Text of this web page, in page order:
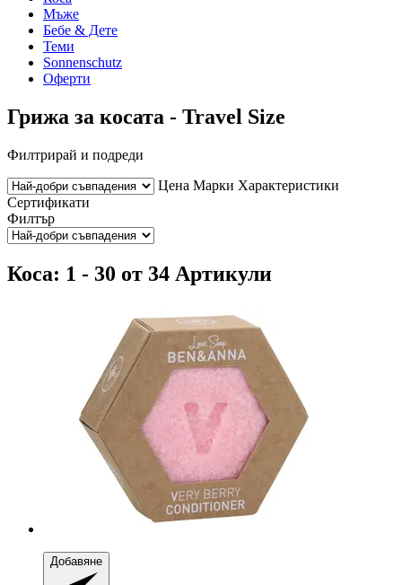
Мъже
Бебе & Дете
Теми
Sonnenschutz
Оферти
Грижа за косата - Travel Size
Филтрирай и подреди
Цена Марки Характеристики
Сертификати
Филтър
Коса: 1 - 30 от 34 Артикули
Добавяне